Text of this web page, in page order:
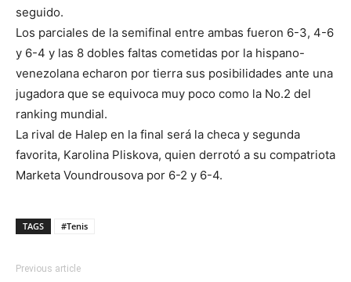
seguido.
Los parciales de la semifinal entre ambas fueron 6-3, 4-6
y 6-4 y las 8 dobles faltas cometidas por la hispano-
venezolana echaron por tierra sus posibilidades ante una
jugadora que se equivoca muy poco como la No.2 del
ranking mundial.
La rival de Halep en la final será la checa y segunda
favorita, Karolina Pliskova, quien derrotó a su compatriota
Marketa Voundrousova por 6-2 y 6-4.
TAGS #Tenis
Previous article